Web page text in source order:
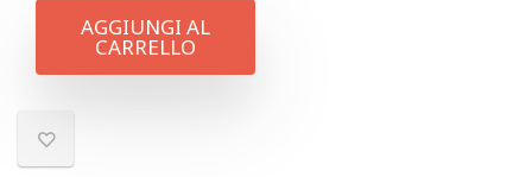
AGGIUNGI AL
CARRELLO